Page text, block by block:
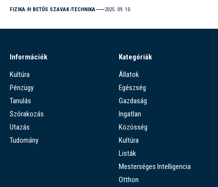
FIZIKA H BETŰS SZAVAK TECHNIKA 2025. 09. 10.
Információk
Kultúra
Pénzügy
Tanulás
Szórakozás
Utazás
Tudomány
Kategóriák
Állatok
Egészség
Gazdaság
Ingatlan
Közösség
Kultúra
Listák
Mesterséges Intelligencia
Otthon